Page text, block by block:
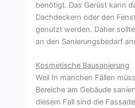
benötigt. Das Gerüst kann
Dachdeckern oder den
genutzt werden. Daher
an den Sanierungsbedarf
Kosmetische Bausanierung
Weil In manchen Fällen
Bereiche am Gebäude
diesem Fall sind die